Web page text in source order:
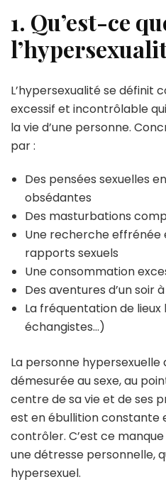
1. Qu’est-ce
L’hypersexualité se définit
excessif et incontrôlable
la vie d’une personne.
par :
Des pensées sexuelles
obsédantes
Des masturbations
Une recherche
rapports sexuels
Une consommation
Des aventures d’un soir
La fréquentation de
échangistes…)
La personne
démesurée au sexe, au
centre de sa vie et de ses
est en ébullition constante
contrôler. C’est ce
une détresse personnelle,
hypersexuel.